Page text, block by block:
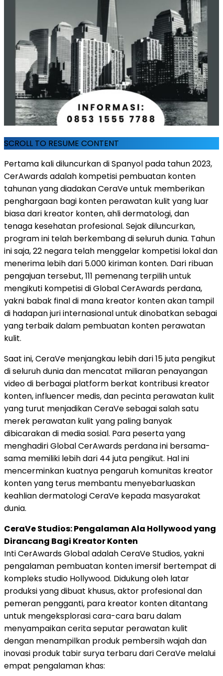
SCROLL TO RESUME CONTENT
Pertama kali diluncurkan di Spanyol pada tahun 2023,
CerAwards adalah kompetisi pembuatan konten
tahunan yang diadakan CeraVe untuk memberikan
penghargaan bagi konten perawatan kulit yang luar
biasa dari kreator konten, ahli dermatologi, dan
tenaga kesehatan profesional. Sejak diluncurkan,
program ini telah berkembang di seluruh dunia. Tahun
ini saja, 22 negara telah menggelar kompetisi lokal dan
menerima lebih dari 5.000 kiriman konten. Dari ribuan
pengajuan tersebut, 111 pemenang terpilih untuk
mengikuti kompetisi di Global CerAwards perdana,
yakni babak final di mana kreator konten akan tampil
di hadapan juri internasional untuk dinobatkan sebagai
yang terbaik dalam pembuatan konten perawatan
kulit.
Saat ini, CeraVe menjangkau lebih dari 15 juta pengikut
di seluruh dunia dan mencatat miliaran penayangan
video di berbagai platform berkat kontribusi kreator
konten, influencer medis, dan pecinta perawatan kulit
yang turut menjadikan CeraVe sebagai salah satu
merek perawatan kulit yang paling banyak
dibicarakan di media sosial. Para peserta yang
menghadiri Global CerAwards perdana ini bersama-
sama memiliki lebih dari 44 juta pengikut. Hal ini
mencerminkan kuatnya pengaruh komunitas kreator
konten yang terus membantu menyebarluaskan
keahlian dermatologi CeraVe kepada masyarakat
dunia.
CeraVe Studios: Pengalaman Ala Hollywood yang
Dirancang Bagi Kreator Konten
Inti CerAwards Global adalah CeraVe Studios, yakni
pengalaman pembuatan konten imersif bertempat di
kompleks studio Hollywood. Didukung oleh latar
produksi yang dibuat khusus, aktor profesional dan
pemeran pengganti, para kreator konten ditantang
untuk mengeksplorasi cara-cara baru dalam
menyampaikan cerita seputar perawatan kulit
dengan menampilkan produk pembersih wajah dan
inovasi produk tabir surya terbaru dari CeraVe melalui
empat pengalaman khas: